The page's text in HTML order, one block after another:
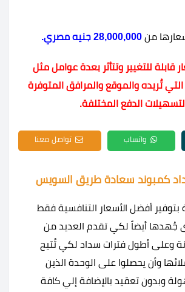
من
قابلة للتغيير وتتأثر بعدة عوامل مثل
تُريده والموقع والمرافق المتوفرة
الدفع المختلفة.
واتساب تواصل معنا
كمبوند سعادة طريق السويس
أفضل الأسعار التنافسية فقط
جُهدها أيضاً لكي تقدم العديد من
وعلى أطول فترات سداد لكي تُتيح
وأن يحصلوا على الوحدة الذين
وبدون تعقيد بالإضافة إلي كافة